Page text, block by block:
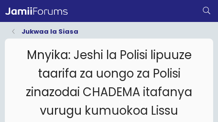
Jukwaa la Siasa
Mnyika: Jeshi la Polisi lipuuze
taarifa za uongo za Polisi
zinazodai CHADEMA itafanya
vurugu kumuokoa Lissu